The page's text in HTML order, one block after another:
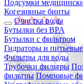
Подсумки
Когезивные бинты
Очистка воды
Бутылки без BPA
Бутылки с фильтром
Гидраторы и
Фильтры для воды
Трубочки фильтры
фильтры Помповые